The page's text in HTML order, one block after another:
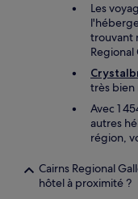
Les
trouvant
Regional
très bien
Avec 1
autres
région,
Cairns Regional
hôtel à proximité ?